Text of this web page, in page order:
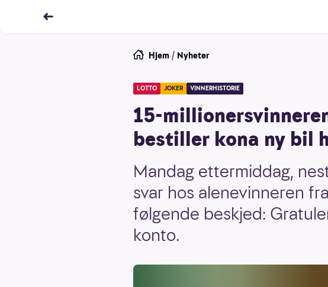
Hjem / Nyheter
LOTTO JOKER VINNERHISTORIE
15-
bestiller kona ny bil
Mandag ettermiddag,
svar hos alenevinneren
følgende beskjed:
konto.